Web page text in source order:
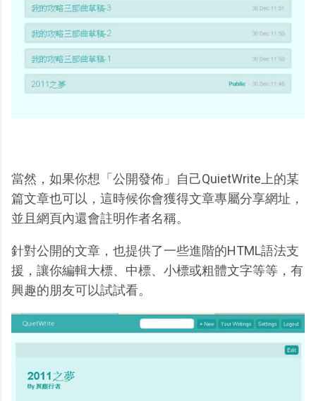
當然，如果你想「公開發佈」自己QuietWrite上的某
篇文章也可以，這時候你會獲得文章專屬分享網址，
並且網頁內還會註明作者名稱。
針對公開的文章，也提供了一些進階的HTML語法支
援，讓你編輯大標、中標、小標或粗體文字等等，有
興趣的朋友可以試試看。